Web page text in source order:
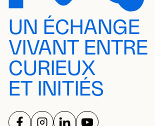
UN ÉCHANGE
VIVANT ENTRE
CURIEUX
ET INITIÉS
SUIVEZ-NOUS SUR
SUIVEZ-NOUS SUR
SUIVEZ-NOUS SUR
SUIVEZ-NOUS